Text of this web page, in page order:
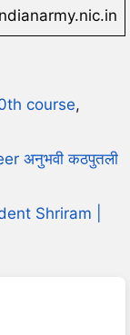
course,
अनुभवी कठपुतली
Shriram |